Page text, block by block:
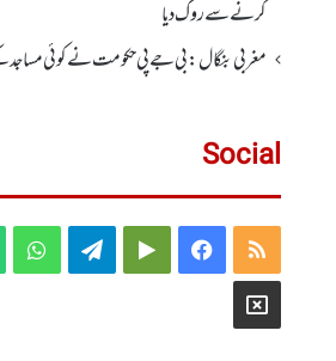
کرنے سے روک دیا
مغربی بنگال: بی جے پی حکومت نے کوئی مساجد
Social
RSS
Facebook
Google
X